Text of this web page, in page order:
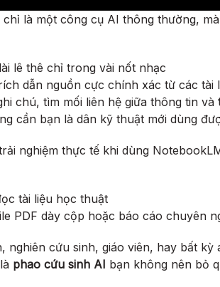
là một công cụ AI thông thường,
lê thê chỉ trong vài nốt nhạc
dẫn nguồn cực chính xác từ các tài
chú, tìm mối liên hệ giữa thông tin và
cần bạn là dân kỹ thuật mới dùng
nghiệm thực tế khi dùng
tài liệu học thuật
PDF dày cộp hoặc báo cáo chuyên
nghiên cứu sinh, giáo viên, hay bất
phao cứu sinh AI bạn không nên bỏ